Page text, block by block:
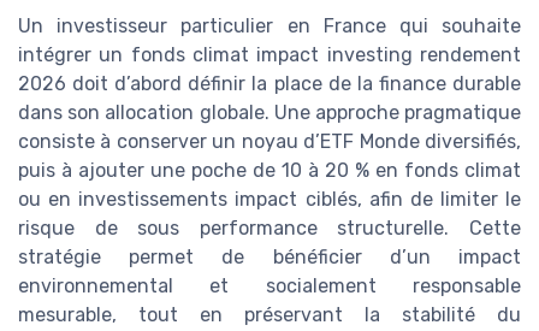
Un investisseur particulier en France qui souhaite
intégrer un fonds climat impact investing rendement
2026 doit d’abord définir la place de la finance durable
dans son allocation globale. Une approche pragmatique
consiste à conserver un noyau d’ETF Monde diversifiés,
puis à ajouter une poche de 10 à 20 % en fonds climat
ou en investissements impact ciblés, afin de limiter le
risque de sous performance structurelle. Cette
stratégie permet de bénéficier d’un impact
environnemental et socialement responsable
mesurable, tout en préservant la stabilité du